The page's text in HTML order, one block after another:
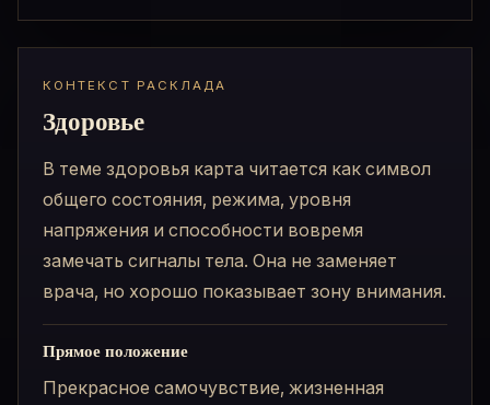
КОНТЕКСТ РАСКЛАДА
Здоровье
В теме здоровья карта читается как символ
общего состояния, режима, уровня
напряжения и способности вовремя
замечать сигналы тела. Она не заменяет
врача, но хорошо показывает зону внимания.
Прямое положение
Прекрасное самочувствие, жизненная